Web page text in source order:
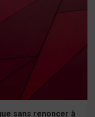
sans renoncer à